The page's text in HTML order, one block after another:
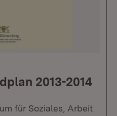
2013-2014
für Soziales, Arbeit